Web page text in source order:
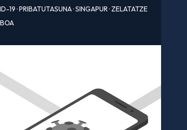
19·PRIBATUTASUNA·SINGAPUR· ZELATATZE